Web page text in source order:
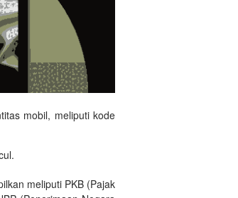
mobil, meliputi kode
meliputi PKB (Pajak